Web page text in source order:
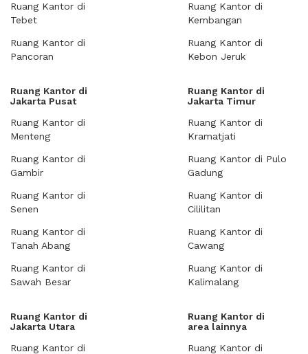
Ruang Kantor di
Tebet
Ruang Kantor di
Pancoran
Ruang Kantor di
Kembangan
Ruang Kantor di
Kebon Jeruk
Ruang Kantor di
Jakarta Pusat
Ruang Kantor di
Menteng
Ruang Kantor di
Gambir
Ruang Kantor di
Senen
Ruang Kantor di
Tanah Abang
Ruang Kantor di
Sawah Besar
Ruang Kantor di
Jakarta Timur
Ruang Kantor di
Kramatjati
Ruang Kantor di Pulo
Gadung
Ruang Kantor di
Cililitan
Ruang Kantor di
Cawang
Ruang Kantor di
Kalimalang
Ruang Kantor di
Jakarta Utara
Ruang Kantor di
Ruang Kantor di
area lainnya
Ruang Kantor di